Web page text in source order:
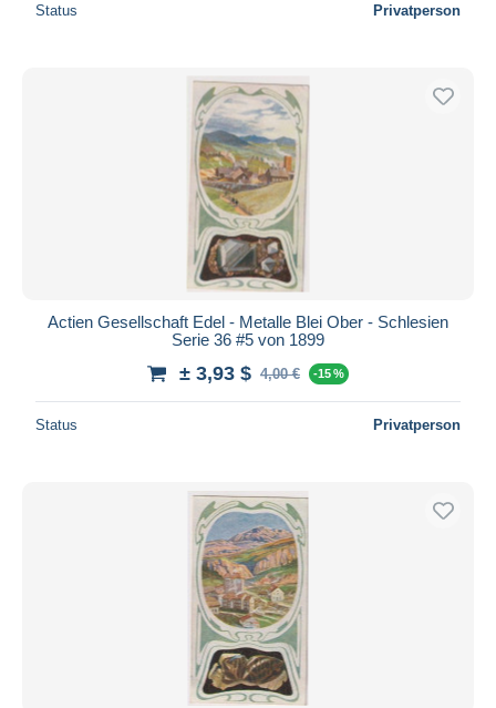
Status Privatperson
Actien Gesellschaft Edel - Metalle Blei Ober - Schlesien
Serie 36 #5 von 1899
± 3,93 $ 4,00 € -15 %
Status Privatperson